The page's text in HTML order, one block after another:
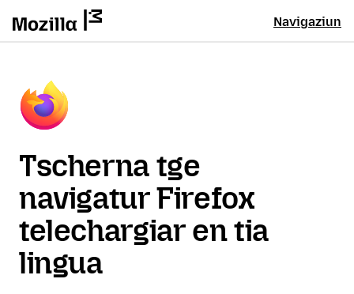
Navigaziun
Tscherna tge
navigatur Firefox
telechargiar en tia
lingua